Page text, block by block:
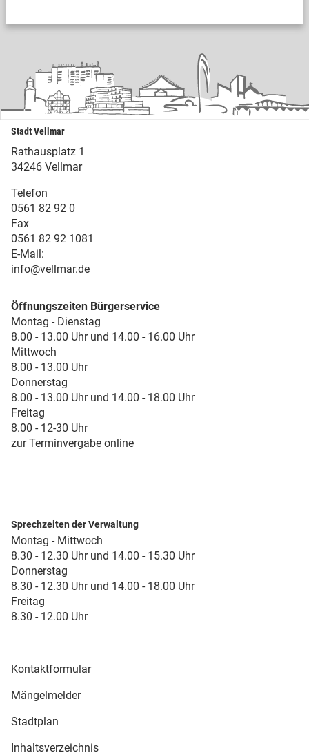
Stadt Vellmar
Rathausplatz 1
34246 Vellmar
Telefon
0561 82 92 0
Fax
0561 82 92 1081
E-Mail:
info@vellmar.de
Öffnungszeiten Bürgerservice
Montag - Dienstag
8.00 - 13.00 Uhr und 14.00 - 16.00 Uhr
Mittwoch
8.00 - 13.00 Uhr
Donnerstag
8.00 - 13.00 Uhr und 14.00 - 18.00 Uhr
Freitag
8.00 - 12-30 Uhr
zur Terminvergabe online
Sprechzeiten der Verwaltung
Montag - Mittwoch
8.30 - 12.30 Uhr und 14.00 - 15.30 Uhr
Donnerstag
8.30 - 12.30 Uhr und 14.00 - 18.00 Uhr
Freitag
8.30 - 12.00 Uhr
Kontaktformular
Mängelmelder
Stadtplan
Inhaltsverzeichnis